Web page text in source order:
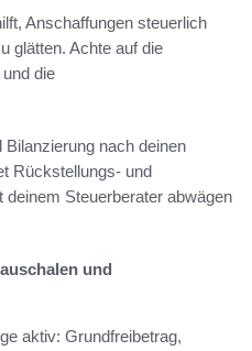
Anschaffungen steuerlich
glätten. Achte auf die
die
nach deinen
Rückstellungs- und
deinem Steuerberater abwägen
und
aktiv: Grundfreibetrag,